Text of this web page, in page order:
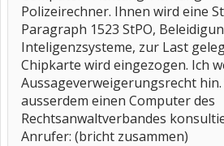
Polizeirechner. Ihnen wird eine
Paragraph 1523 StPO,
Inteligenzsysteme, zur Last
Chipkarte wird eingezogen. Ich
Aussageverweigerungsrecht
ausserdem einen Computer des
Rechtsanwaltverbandes
Anrufer: (bricht zusammen)